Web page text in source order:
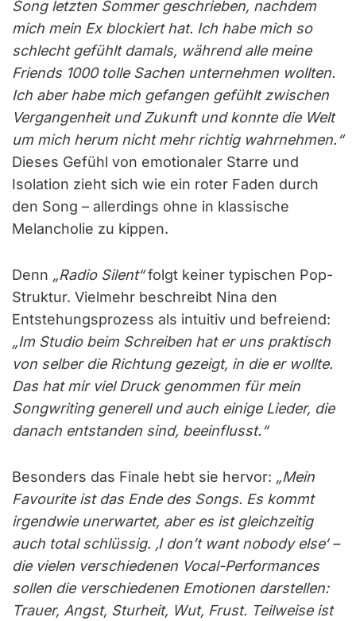
Song letzten Sommer geschrieben, nachdem
mich mein Ex blockiert hat. Ich habe mich so
schlecht gefühlt damals, während alle meine
Friends 1000 tolle Sachen unternehmen wollten.
Ich aber habe mich gefangen gefühlt zwischen
Vergangenheit und Zukunft und konnte die Welt
um mich herum nicht mehr richtig wahrnehmen.“
Dieses Gefühl von emotionaler Starre und
Isolation zieht sich wie ein roter Faden durch
den Song – allerdings ohne in klassische
Melancholie zu kippen.
Denn „Radio Silent“folgt keiner typischen Pop-
Struktur. Vielmehr beschreibt Nina den
Entstehungsprozess als intuitiv und befreiend:
„Im Studio beim Schreiben hat er uns praktisch
von selber die Richtung gezeigt, in die er wollte.
Das hat mir viel Druck genommen für mein
Songwriting generell und auch einige Lieder, die
danach entstanden sind, beeinflusst.“
Besonders das Finale hebt sie hervor: „Mein
Favourite ist das Ende des Songs. Es kommt
irgendwie unerwartet, aber es ist gleichzeitig
auch total schlüssig. ‚I don’t want nobody else‘ –
die vielen verschiedenen Vocal-Performances
sollen die verschiedenen Emotionen darstellen:
Trauer, Angst, Sturheit, Wut, Frust. Teilweise ist